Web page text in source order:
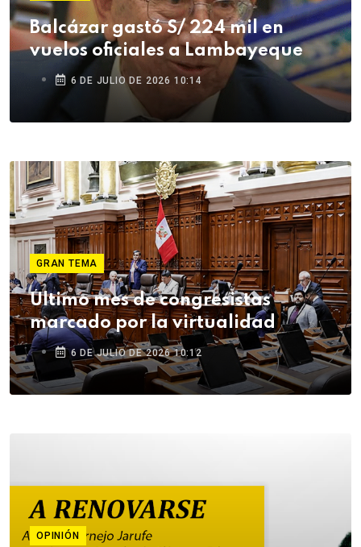
Balcázar gastó S/ 224 mil en
vuelos oficiales a Lambayeque
6 DE JULIO DE 2026 10:14
GRAN TEMA
Último mes de congresistas
marcado por la virtualidad
6 DE JULIO DE 2026 10:12
OPINIÓN